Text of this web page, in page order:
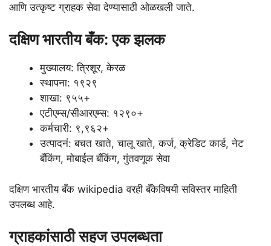
आणि उत्कृष्ट ग्राहक सेवा देण्यासाठी ओळखली जाते.
दक्षिण भारतीय बँक: एक झलक
मुख्यालय: त्रिशूर, केरळ
स्थापना: १९२९
शाखा: ९५५+
एटीएम्स/सीआरएम्स: १२९०+
कर्मचारी: ९,९६२+
उत्पादनं: बचत खाते, चालू खाते, कर्ज, क्रेडिट कार्ड, नेट
बँकिंग, मोबाईल बँकिंग, गुंतवणूक सेवा
दक्षिण भारतीय बँक wikipedia वरही बँकेविषयी सविस्तर माहिती
उपलब्ध आहे.
ग्राहकांसाठी सहज उपलब्धता